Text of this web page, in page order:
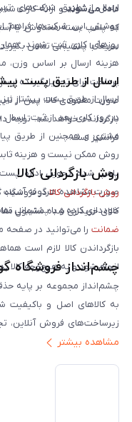
داده می‌شوندو ارائه کارت
که پلمپ بسته مخدوش یا
سریعاً با پشتیبانی تماس
ارسال از طریق شرکت‌های
روزهای کاری ثبت شوند،
هزینه ارسال بر اساس
پرداخت برای تحویل‌گیرنده
صورت مفقودی کالا، پس از
فرانشیز است.
ارسال از طریق پست
ارسال از طریق پست پیشتاز
در روز کاری بعد از ثبت،
مشتری و همچنین از طریق
پلمپ شده تحویل اداره پست
صورت مشاهده هرگونه آسیب
خودداری کرده و با پشتیبانی
روش بازگردانی کالا
روش بازگردانی کالادر فروشگاه
کالای خریداری شده مشمول
ضمانت را می‌توانید در صفحه
بازگرداندن کالا لازم است
انجام شود و به هیچ‌وجه کالا
چشم‌انداز فروشگاه
چشم‌انداز مجموعه بر پایه
به کالاهای اصل و
زیرساخت‌های فروش آنلاین،
ایران ارائه دهیم. تبدیل‌شدن
خدمات و به‌روزرسانی مداوم
داریم آینده بازار دیجیتال
را در اولویت قرار می‌دهند.
مشاهده بیشتر